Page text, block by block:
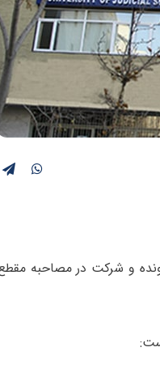
و شرکت در مصاحبه